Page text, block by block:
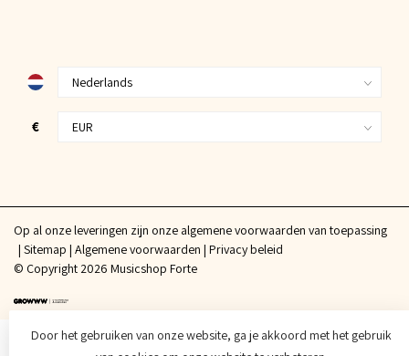
€
Op al onze leveringen zijn onze algemene voorwaarden van toepassing
Sitemap Algemene voorwaarden Privacy beleid
© Copyright 2026 Musicshop Forte
Door het gebruiken van onze website, ga je akkoord met het gebruik